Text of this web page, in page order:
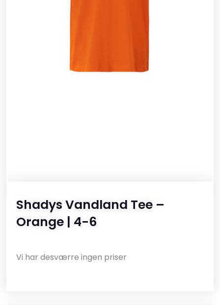
Shadys Vandland Tee –
Orange | 4-6
Vi har desværre ingen priser